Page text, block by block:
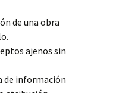
de una obra
ajenos sin
de información